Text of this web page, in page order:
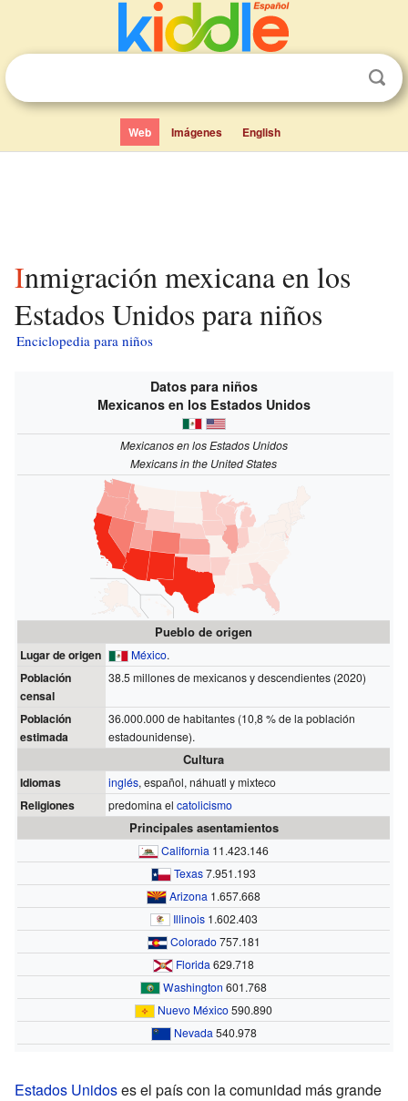
Web Imágenes English
Inmigración mexicana en los
Estados Unidos para niños
Enciclopedia para niños
Datos para niños
Mexicanos en los Estados Unidos
Mexicanos en los Estados Unidos
Mexicans in the United States
Pueblo de origen
Lugar de origen México.
Población
censal
38.5 millones de mexicanos y descendientes (2020)
Población
estimada
36.000.000 de habitantes (10,8 % de la población
estadounidense).
Cultura
Idiomas inglés, español, náhuatl y mixteco
Religiones predomina el catolicismo
Principales asentamientos
California 11.423.146
Texas7.951.193
Arizona 1.657.668
Illinois1.602.403
Colorado757.181
Florida 629.718
Washington 601.768
Nuevo México590.890
Nevada 540.978
Estados Unidoses el país con la comunidad más grande